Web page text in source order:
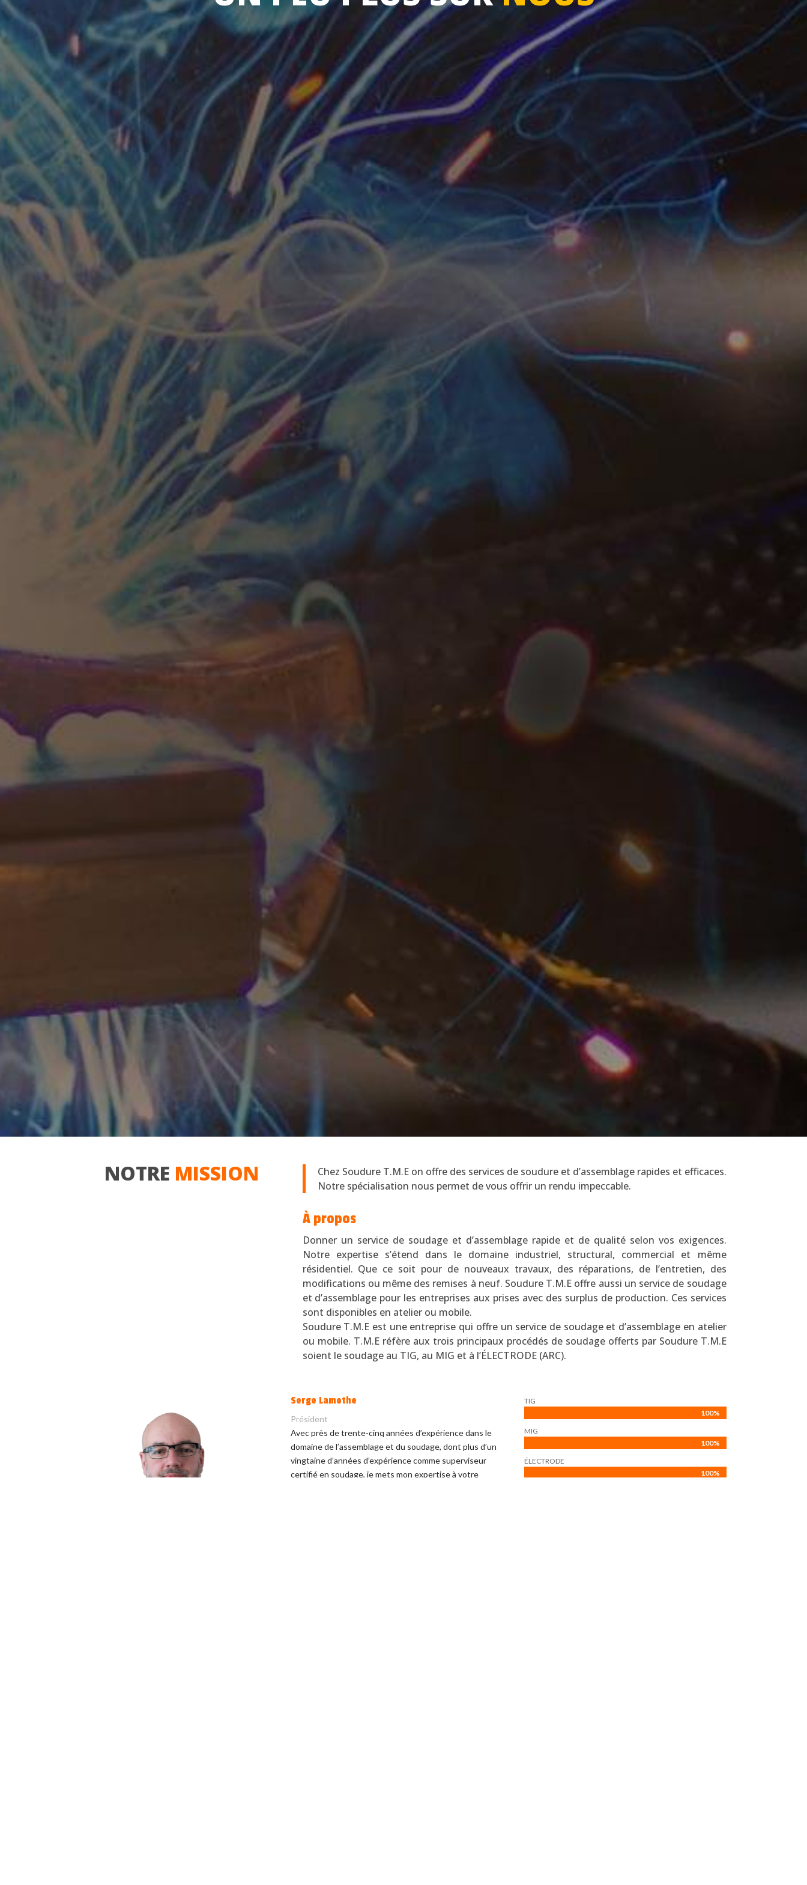
NOTRE MISSION
Chez Soudure T.M.E on offre des services de soudure et d’assemblage rapides et efficaces.
Notre spécialisation nous permet de vous offrir un rendu impeccable.
À propos
Donner un service de soudage et d’assemblage rapide et de qualité selon vos exigences.
Notre expertise s’étend dans le domaine industriel, structural, commercial et même
résidentiel. Que ce soit pour de nouveaux travaux, des réparations, de l’entretien, des
modifications ou même des remises à neuf. Soudure T.M.E offre aussi un service de soudage
et d’assemblage pour les entreprises aux prises avec des surplus de production. Ces services
sont disponibles en atelier ou mobile.
Soudure T.M.E est une entreprise qui offre un service de soudage et d’assemblage en atelier
ou mobile. T.M.E réfère aux trois principaux procédés de soudage offerts par Soudure T.M.E
soient le soudage au TIG, au MIG et à l’ÉLECTRODE (ARC).
Serge Lamothe
Président
Avec près de trente-cinq années d’expérience dans le
domaine de l’assemblage et du soudage, dont plus d’un
vingtaine d’années d’expérience comme superviseur
certifié en soudage, je mets mon expertise à votre
TIG
100%
100%
MIG
100%
100%
ÉLECTRODE
100%
100%